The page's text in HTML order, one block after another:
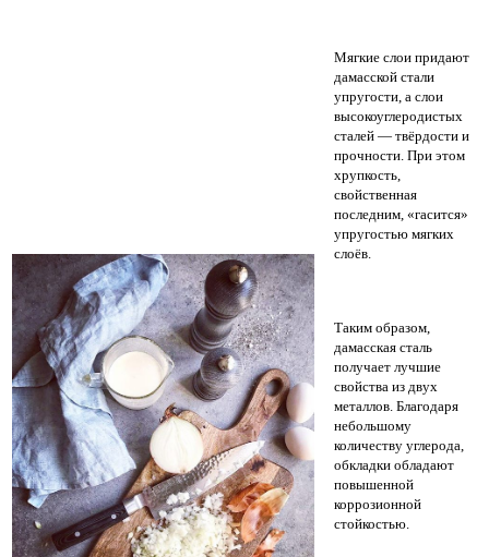
Мягкие слои придают
дамасской стали
упругости, а слои
высокоуглеродистых
сталей — твёрдости и
прочности. При этом
хрупкость,
свойственная
последним, «гасится»
упругостью мягких
слоёв.
Таким образом,
дамасская сталь
получает лучшие
свойства из двух
металлов. Благодаря
небольшому
количеству углерода,
обкладки обладают
повышенной
коррозионной
стойкостью.